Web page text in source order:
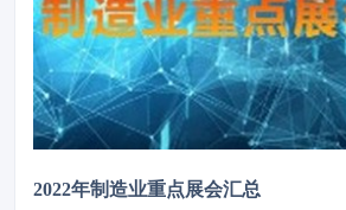
2022年制造业重点展会汇总